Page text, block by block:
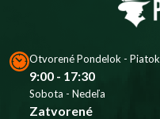
Otvorené Pondelok - Piatok
9:00 - 17:30
Sobota - Nedeľa
Zatvorené